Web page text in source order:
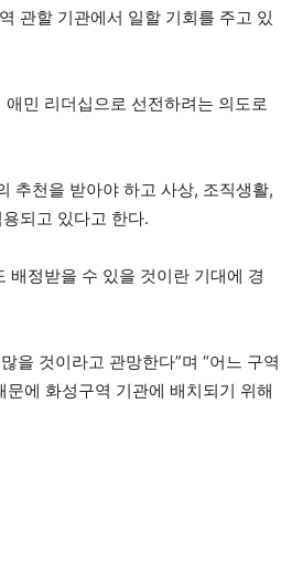
관할 기관에서 일할 기회를 주고 있
민 리더십으로 선전하려는 의도로
추천을 받아야 하고 사상, 조직생활,
되고 있다고 한다.
배정받을 수 있을 것이란 기대에 경
을 것이라고 관망한다”며 “어느 구역
에 화성구역 기관에 배치되기 위해